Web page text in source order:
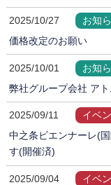
2025/10/27
お知
価格改定のお願い
2025/10/01
お知
弊社グループ会社 ア
2025/09/11
イベ
中之条ビエンナーレ(
す(開催済)
2025/09/04
イベ